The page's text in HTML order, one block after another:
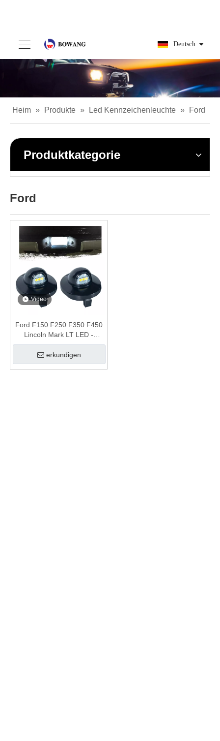
Deutsch
Heim » Produkte » Led Kennzeichenleuchte » Ford
Produktkategorie
Ford
Video
Ford F150 F250 F350 F450
Lincoln Mark LT LED -
Kennzeichenlicht Licht
erkundigen